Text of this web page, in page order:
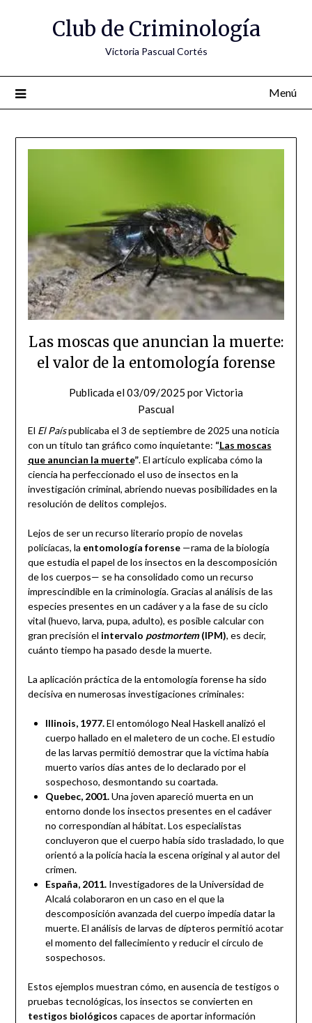
Club de Criminología
Victoria Pascual Cortés
Menú
Las moscas que anuncian la muerte:
el valor de la entomología forense
Publicada el03/09/2025 porVictoria
Pascual
El El Paíspublicaba el 3 de septiembre de 2025 una noticia
con un título tan gráfico como inquietante: “Las moscas
que anuncian la muerte”. El artículo explicaba cómo la
ciencia ha perfeccionado el uso de insectos en la
investigación criminal, abriendo nuevas posibilidades en la
resolución de delitos complejos.
Lejos de ser un recurso literario propio de novelas
policíacas, la entomología forense—rama de la biología
que estudia el papel de los insectos en la descomposición
de los cuerpos— se ha consolidado como un recurso
imprescindible en la criminología. Gracias al análisis de las
especies presentes en un cadáver y a la fase de su ciclo
vital (huevo, larva, pupa, adulto), es posible calcular con
gran precisión el intervalo postmortem(IPM), es decir,
cuánto tiempo ha pasado desde la muerte.
La aplicación práctica de la entomología forense ha sido
decisiva en numerosas investigaciones criminales:
Illinois, 1977.El entomólogo Neal Haskell analizó el
cuerpo hallado en el maletero de un coche. El estudio
de las larvas permitió demostrar que la víctima había
muerto varios días antes de lo declarado por el
sospechoso, desmontando su coartada.
Quebec, 2001.Una joven apareció muerta en un
entorno donde los insectos presentes en el cadáver
no correspondían al hábitat. Los especialistas
concluyeron que el cuerpo había sido trasladado, lo que
orientó a la policía hacia la escena original y al autor del
crimen.
España, 2011.Investigadores de la Universidad de
Alcalá colaboraron en un caso en el que la
descomposición avanzada del cuerpo impedía datar la
muerte. El análisis de larvas de dípteros permitió acotar
el momento del fallecimiento y reducir el círculo de
sospechosos.
Estos ejemplos muestran cómo, en ausencia de testigos o
pruebas tecnológicas, los insectos se convierten en
testigos biológicos capaces de aportar información